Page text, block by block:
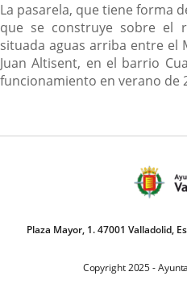
La pasarela, que tiene forma
que se construye sobre el
situada aguas arriba entre el
Juan Altisent, en el barrio
funcionamiento en verano de
Plaza Mayor, 1. 47001 Valladolid,
Copyright 2025 -